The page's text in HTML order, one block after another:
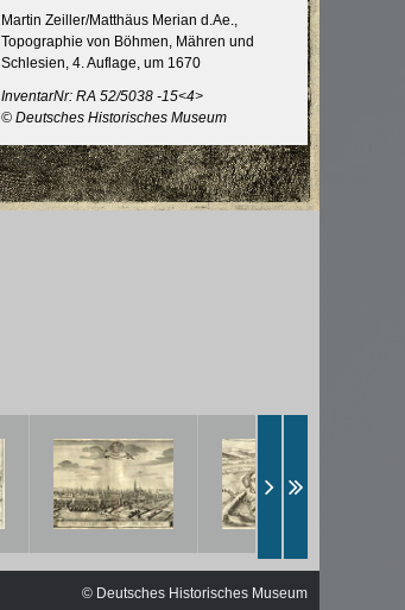
Martin Zeiller/Matthäus Merian d.Ae.,
Topographie von Böhmen, Mähren und
Schlesien, 4. Auflage, um 1670
InventarNr: RA 52/5038 -15<4>
© Deutsches Historisches Museum
© Deutsches Historisches Museum